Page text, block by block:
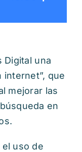
Digital una
que
mejorar las
en
uso de